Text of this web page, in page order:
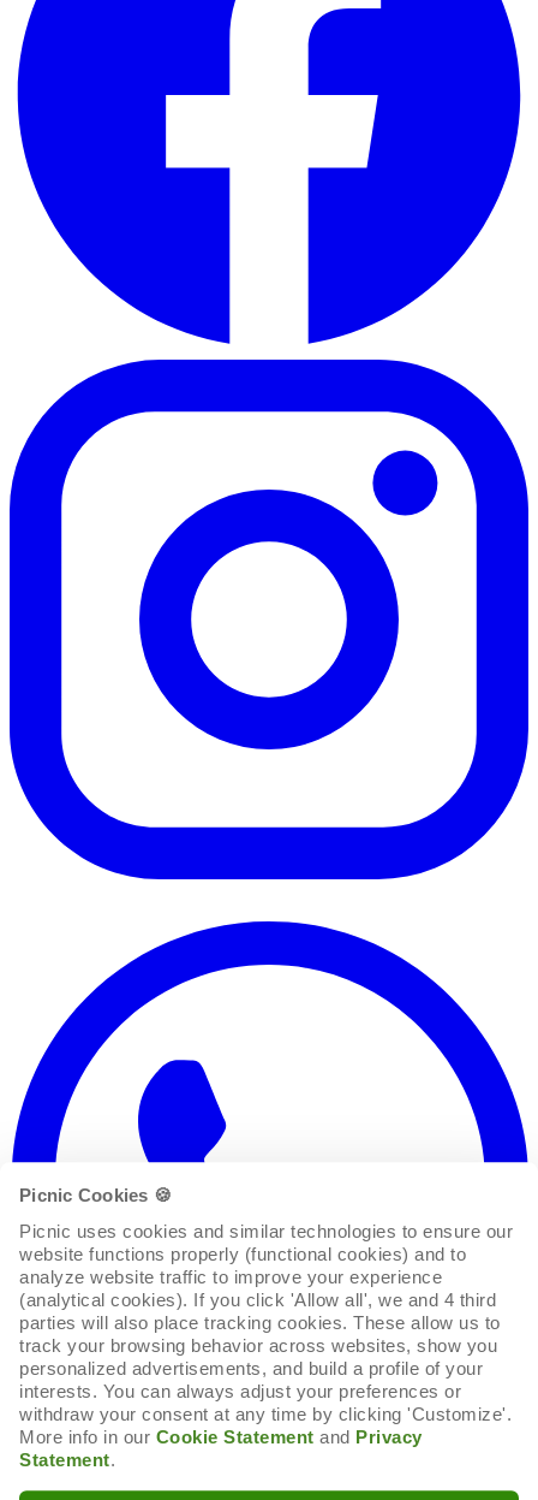
Picnic Cookies 🍪
Picnic uses cookies and similar technologies to ensure our
website functions properly (functional cookies) and to
analyze website traffic to improve your experience
(analytical cookies). If you click 'Allow all', we and 4 third
parties will also place tracking cookies. These allow us to
track your browsing behavior across websites, show you
personalized advertisements, and build a profile of your
interests. You can always adjust your preferences or
withdraw your consent at any time by clicking 'Customize'.
More info in our Cookie Statement and Privacy
Statement.